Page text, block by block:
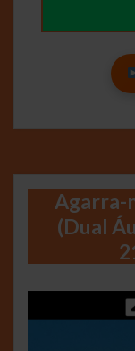
Agarra-
(Dual